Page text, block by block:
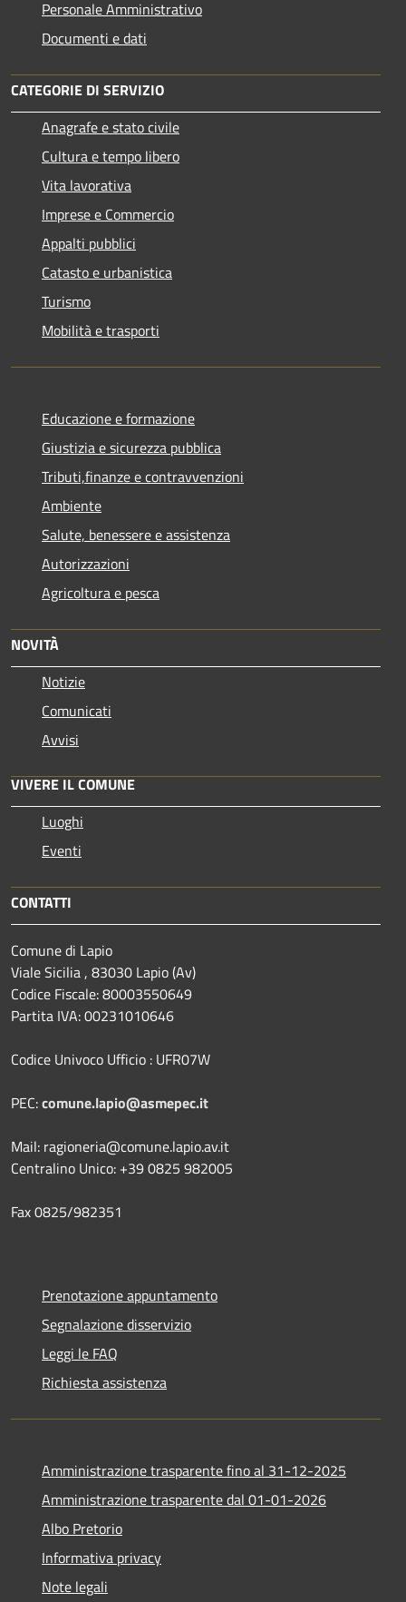
Personale Amministrativo
Documenti e dati
CATEGORIE DI SERVIZIO
Anagrafe e stato civile
Cultura e tempo libero
Vita lavorativa
Imprese e Commercio
Appalti pubblici
Catasto e urbanistica
Turismo
Mobilità e trasporti
Educazione e formazione
Giustizia e sicurezza pubblica
Tributi,finanze e contravvenzioni
Ambiente
Salute, benessere e assistenza
Autorizzazioni
Agricoltura e pesca
NOVITÀ
Notizie
Comunicati
Avvisi
VIVERE IL COMUNE
Luoghi
Eventi
CONTATTI
Comune di Lapio
Viale Sicilia , 83030 Lapio (Av)
Codice Fiscale: 80003550649
Partita IVA: 00231010646
Codice Univoco Ufficio : UFR07W
PEC:comune.lapio@asmepec.it
Mail: ragioneria@comune.lapio.av.it
Centralino Unico: +39 0825 982005
Fax 0825/982351
Prenotazione appuntamento
Segnalazione disservizio
Leggi le FAQ
Richiesta assistenza
Amministrazione trasparente fino al 31-12-2025
Amministrazione trasparente dal 01-01-2026
Albo Pretorio
Informativa privacy
Note legali